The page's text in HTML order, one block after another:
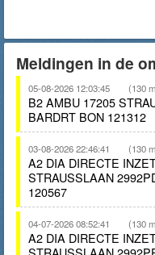
Meldingen in de
05-08-2026 12:03:45 (130
B2 AMBU 17205
BARDRT BON 121312
03-08-2026 22:46:41 (130
A2 DIA DIRECTE
STRAUSSLAAN
120567
04-07-2026 08:52:41 (130
A2 DIA DIRECTE